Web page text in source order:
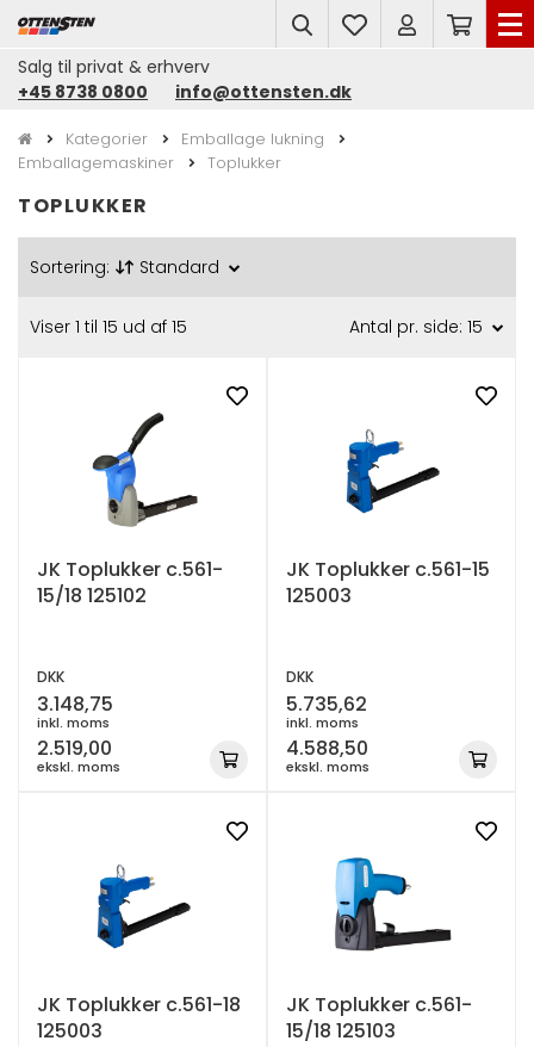
search
Salg til privat & erhverv
+45 8738 0800
info@ottensten.dk
Kategorier
Emballage lukning
Emballagemaskiner
Toplukker
TOPLUKKER
Sortering: Standard
Viser 1 til 15 ud af 15 Antal pr. side: 15
JK Toplukker c.561-
15/18 125102
3.148,75
DKK
inkl. moms
2.519,00
ekskl. moms
JK Toplukker c.561-15
125003
5.735,62
DKK
inkl. moms
4.588,50
ekskl. moms
JK Toplukker c.561-18
125003
JK Toplukker c.561-
15/18 125103